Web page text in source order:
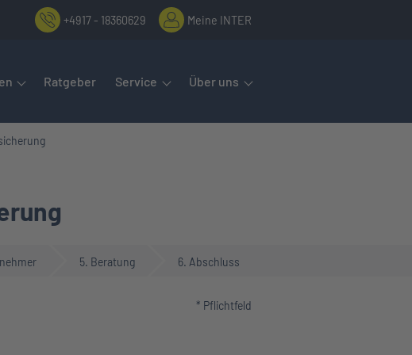
+4917 - 18360629 Meine INTER
Untermenüs öffnet man mit der Leertaste oder Pfeil nach unten.
Ratgeber Service Über uns
5. Beratung 6. Abschluss
* Pflichtfeld